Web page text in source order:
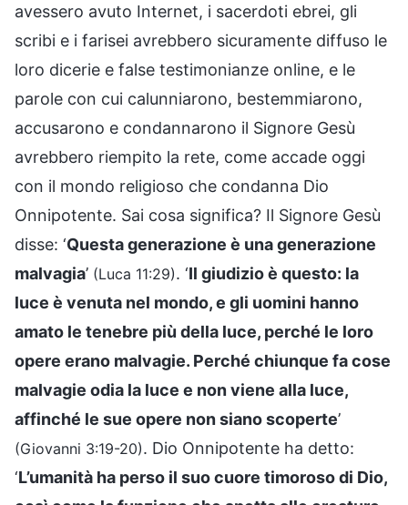
avessero avuto Internet, i sacerdoti ebrei, gli
scribi e i farisei avrebbero sicuramente diffuso le
loro dicerie e false testimonianze online, e le
parole con cui calunniarono, bestemmiarono,
accusarono e condannarono il Signore Gesù
avrebbero riempito la rete, come accade oggi
con il mondo religioso che condanna Dio
Onnipotente. Sai cosa significa? Il Signore Gesù
disse: ‘Questa generazione è una generazione
malvagia’ (Luca 11:29). ‘Il giudizio è questo: la
luce è venuta nel mondo, e gli uomini hanno
amato le tenebre più della luce, perché le loro
opere erano malvagie. Perché chiunque fa cose
malvagie odia la luce e non viene alla luce,
affinché le sue opere non siano scoperte’
(Giovanni 3:19-20). Dio Onnipotente ha detto:
‘L’umanità ha perso il suo cuore timoroso di Dio,